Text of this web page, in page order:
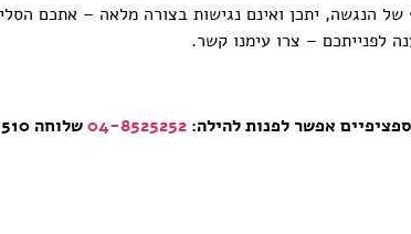
הנגשה, יתכן ואינם נגישות בצורה מלאה – אתכם
לפנייתכם – צרו עימנו קשר.
אפשר לפנות להילה: 04-8525252שלוחה 510 או במייל